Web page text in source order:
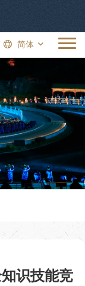
简体
识技能竞